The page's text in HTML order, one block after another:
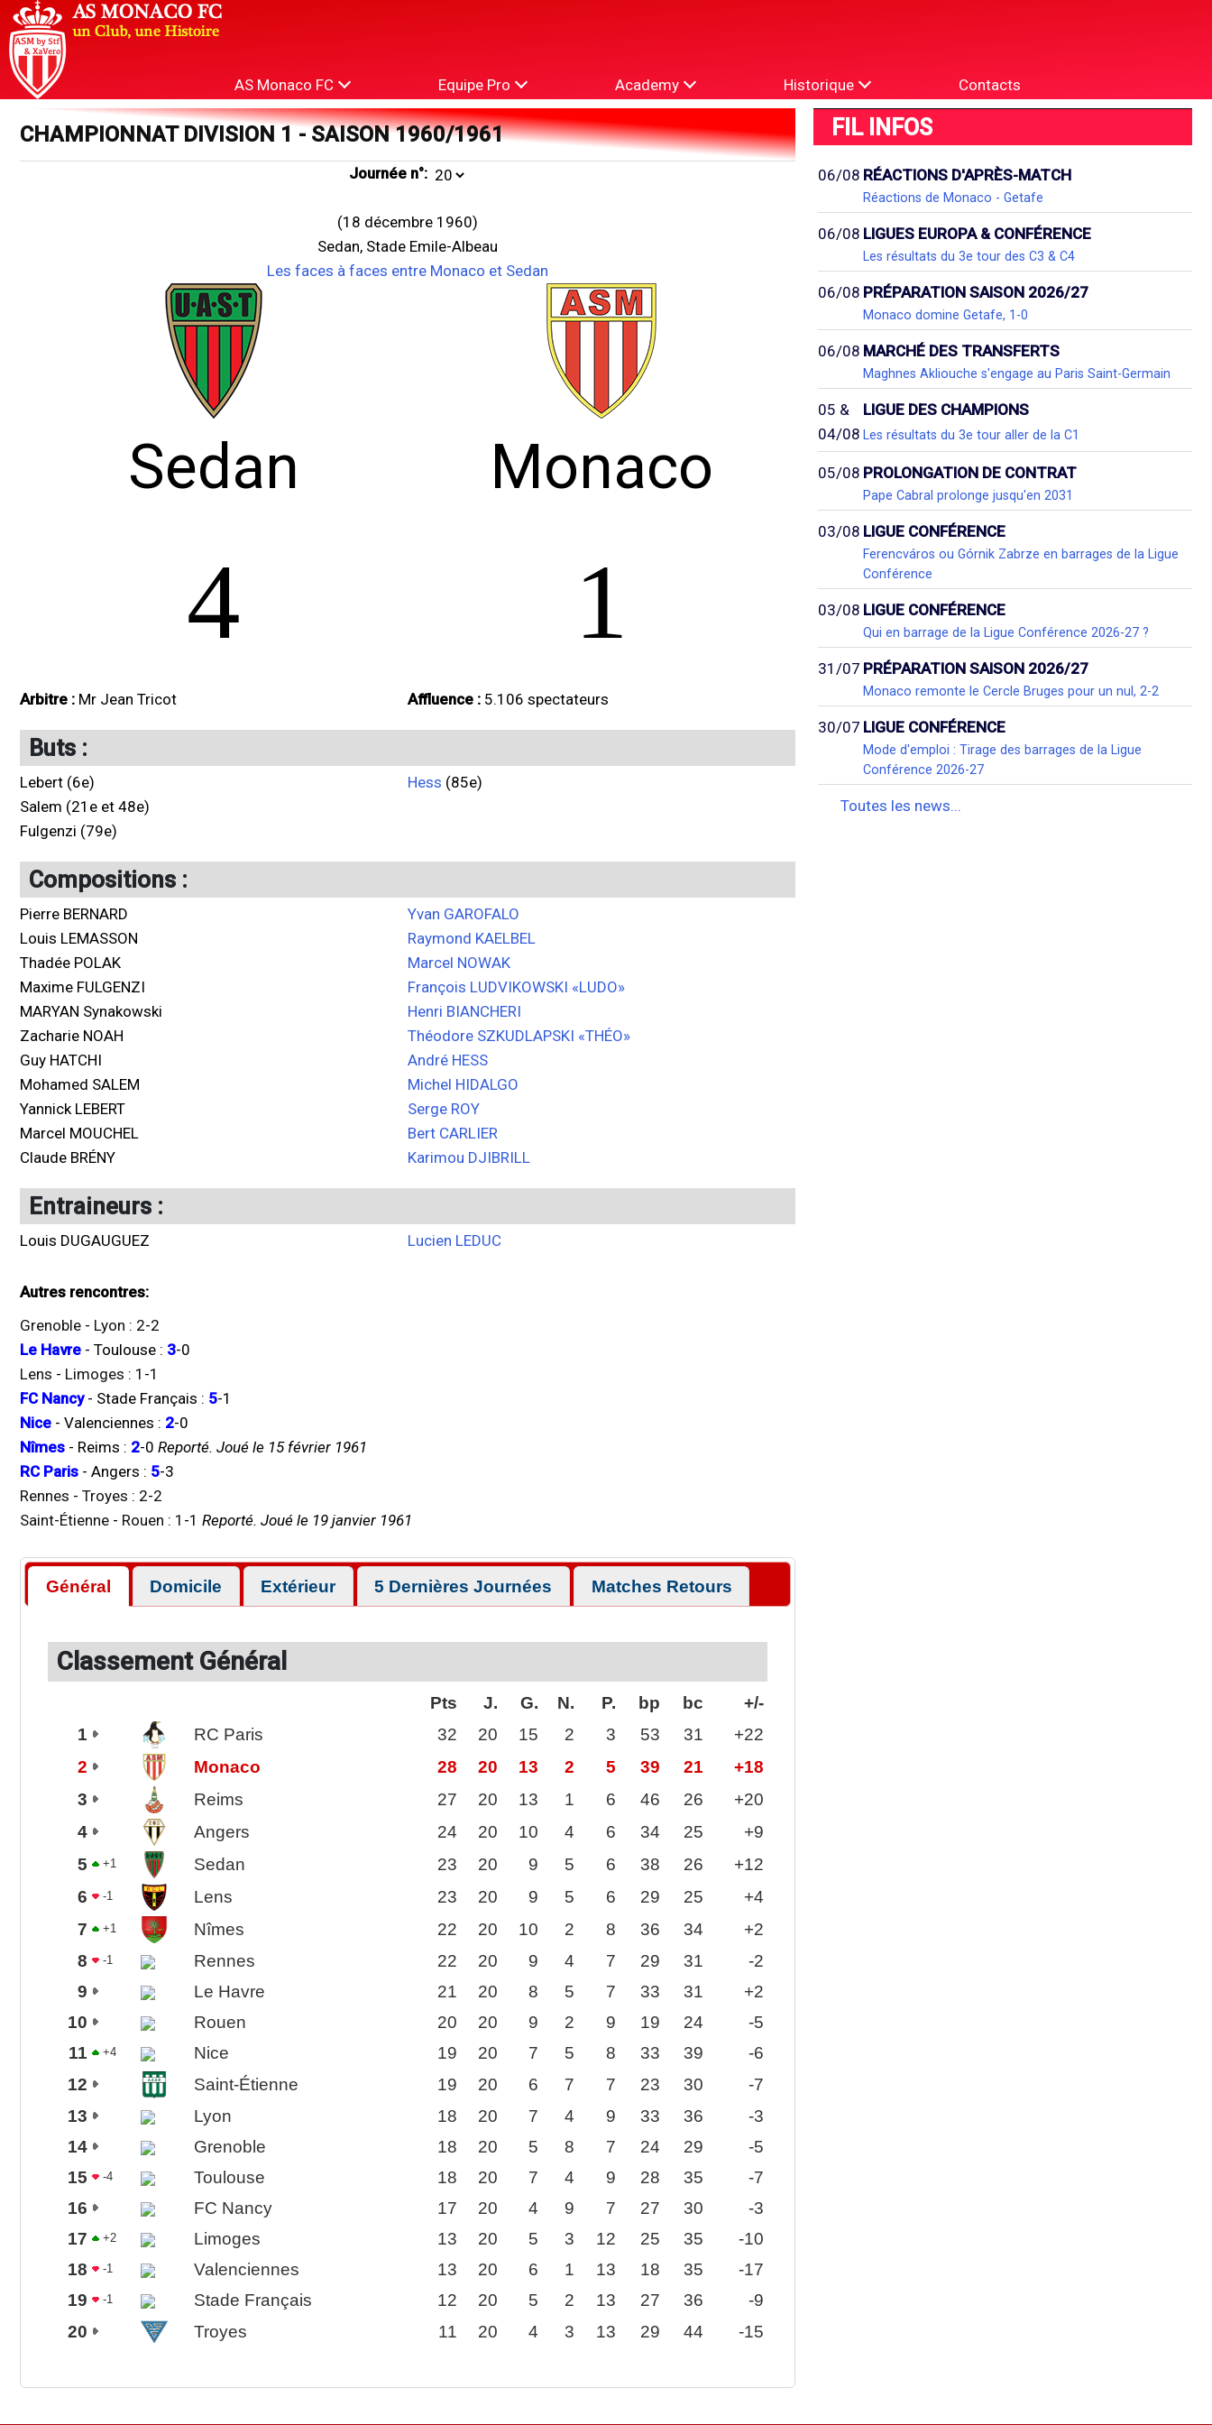
AS Monaco FC Equipe Pro Academy Historique Contacts
CHAMPIONNAT DIVISION 1 - SAISON 1960/1961
Journée n°:
(18 décembre 1960)
Sedan, Stade Emile-Albeau
Les faces à faces entre Monaco et Sedan
Sedan Monaco
4 1
Arbitre : Mr Jean Tricot Affluence : 5.106 spectateurs
Buts :
Lebert (6e)
Salem (21e et 48e)
Fulgenzi (79e)
Hess (85e)
Compositions :
Pierre BERNARD
Louis LEMASSON
Thadée POLAK
Maxime FULGENZI
MARYAN Synakowski
Zacharie NOAH
Guy HATCHI
Mohamed SALEM
Yannick LEBERT
Marcel MOUCHEL
Claude BRÉNY
Yvan GAROFALO
Raymond KAELBEL
Marcel NOWAK
François LUDVIKOWSKI «LUDO»
Henri BIANCHERI
Théodore SZKUDLAPSKI «THÉO»
André HESS
Michel HIDALGO
Serge ROY
Bert CARLIER
Karimou DJIBRILL
Entraineurs :
Louis DUGAUGUEZ Lucien LEDUC
Autres rencontres:
Grenoble - Lyon : 2-2
Le Havre - Toulouse : 3-0
Lens - Limoges : 1 -1
FC Nancy- Stade Français : 5-1
Nice - Valenciennes : 2-0
Nîmes - Reims : 2-0 Reporté. Joué le 15 février 1961
RC Paris - Angers : 5-3
Rennes - Troyes : 2-2
Saint-Étienne - Rouen : 1 -1 Reporté. Joué le 19 janvier 1961
Général Domicile Extérieur 5 Dernières Journées Matches Retours
Classement Général
Pts J. G. N. P. bp bc
+/-
1
RC Paris 32 20 15 2 3 53 31
+22
2
Monaco 28 20 13 2 5 39 21
+18
3
Reims 27 20 13 1 6 46 26
+20
4
Angers 24 20 10 4 6 34 25
+9
5
+1 Sedan 23 20 9 5 6 38 26
+12
6
-1 Lens 23 20 9 5 6 29 25
+4
7
+1 Nîmes 22 20 10 2 8 36 34
+2
8
-1 Rennes 22 20 9 4 7 29 31
-2
9
Le Havre 21 20 8 5 7 33 31
+2
10
Rouen 20 20 9 2 9 19 24
-5
11
+4 Nice 19 20 7 5 8 33 39
-6
12
Saint-Étienne 19 20 6 7 7 23 30
-7
13
Lyon 18 20 7 4 9 33 36
-3
14
Grenoble 18 20 5 8 7 24 29
-5
15
-4 Toulouse 18 20 7 4 9 28 35
-7
16
FC Nancy 17 20 4 9 7 27 30
-3
17
+2 Limoges 13 20 5 3 12 25 35
-10
18
-1 Valenciennes 13 20 6 1 13 18 35
-17
19
-1 Stade Français 12 20 5 2 13 27 36
-9
20
Troyes 11 20 4 3 13 29 44 -15
FIL INFOS
06/08 RÉACTIONS D'APRÈS-MATCH
Réactions de Monaco - Getafe
06/08 LIGUES EUROPA & CONFÉRENCE
Les résultats du 3e tour des C3 & C4
06/08 PRÉPARATION SAISON 2026/27
Monaco domine Getafe, 1-0
06/08 MARCHÉ DES TRANSFERTS
Maghnes Akliouche s'engage au Paris Saint-Germain
05 &
04/08
LIGUE DES CHAMPIONS
Les résultats du 3e tour aller de la C1
05/08 PROLONGATION DE CONTRAT
Pape Cabral prolonge jusqu'en 2031
03/08 LIGUE CONFÉRENCE
Ferencváros ou Górnik Zabrze en barrages de la Ligue
Conférence
03/08 LIGUE CONFÉRENCE
Qui en barrage de la Ligue Conférence 2026-27 ?
31/07 PRÉPARATION SAISON 2026/27
Monaco remonte le Cercle Bruges pour un nul, 2-2
30/07 LIGUE CONFÉRENCE
Mode d'emploi : Tirage des barrages de la Ligue
Conférence 2026-27
Toutes les news...